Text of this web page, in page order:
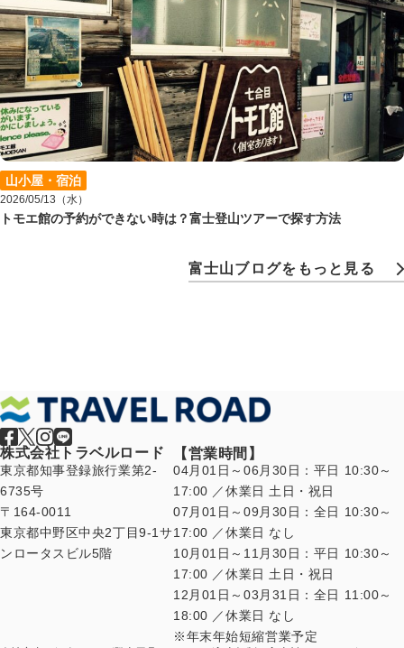
山小屋・宿泊
2026/05/13（水）
トモエ館の予約ができない時は？富士登山ツアーで探す方法
富士山ブログをもっと見る
株式会社トラベルロード
東京都知事登録旅行業第2-
6735号
〒164-0011
東京都中野区中央2丁目9-1サ
ンロータスビル5階
【営業時間】
04月01日～06月30日：平日 10:30～
17:00 ／休業日 土日・祝日
07月01日～09月30日：全日 10:30～
17:00 ／休業日 なし
10月01日～11月30日：平日 10:30～
17:00 ／休業日 土日・祝日
12月01日～03月31日：全日 11:00～
18:00 ／休業日 なし
年末年始短縮営業予定